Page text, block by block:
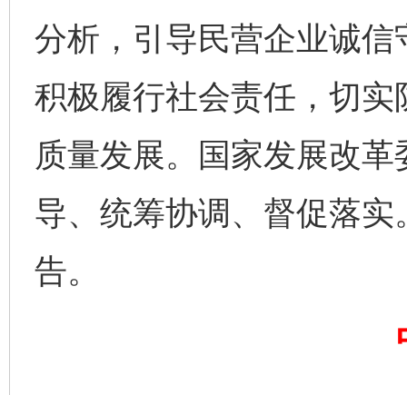
分析，引导民营企业诚
积极履行社会责任，切
质量发展。国家发展改
导、统筹协调、督促落
告。
完善运行机制助力责任有效落实 一纸欠